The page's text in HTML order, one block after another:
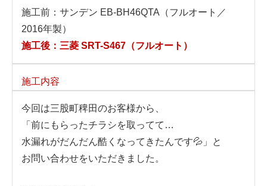
施工前：サンデン EB-BH46QTA（フルオート／
2016年製）
施工後：三菱 SRT-S467（フルオート）
施工内容
今回は三股町稗田のお客様から、
「前にもらったチラシを取ってて…
水漏れがだんだん酷くなってきたんです💦」と
お問い合わせをいただきました。